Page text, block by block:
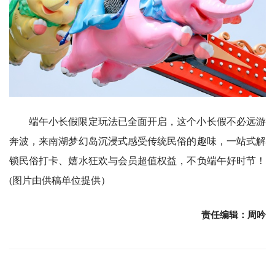
端午小长假限定玩法已全面开启，这个小长假不必远游
奔波，来南湖梦幻岛沉浸式感受传统民俗的趣味，一站式解
锁民俗打卡、嬉水狂欢与会员超值权益，不负端午好时节！
(图片由供稿单位提供）
责任编辑：周吟